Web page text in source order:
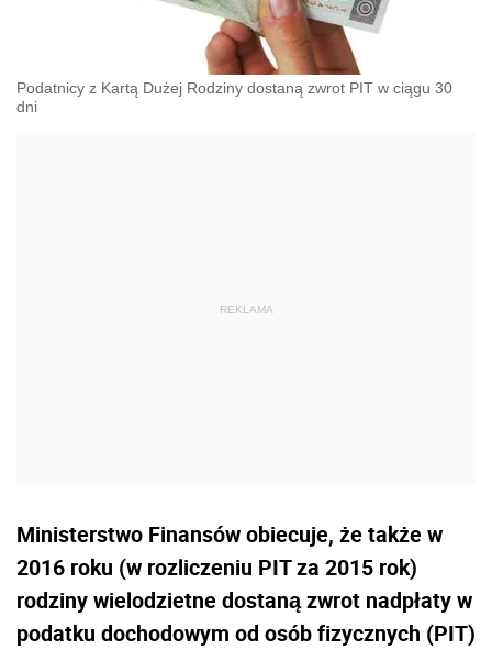
Podatnicy z Kartą Dużej Rodziny dostaną zwrot PIT w ciągu 30
dni
Ministerstwo Finansów obiecuje, że także w
2016 roku (w rozliczeniu PIT za 2015 rok)
rodziny wielodzietne dostaną zwrot nadpłaty w
podatku dochodowym od osób fizycznych (PIT)